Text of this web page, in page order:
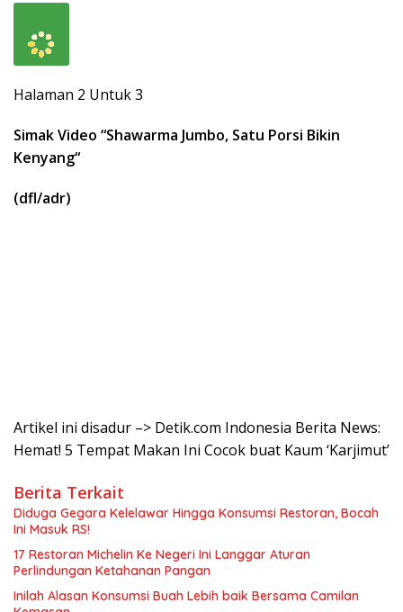
Halaman 2 Untuk 3
Simak Video “Shawarma Jumbo, Satu Porsi Bikin
Kenyang“
(dfl/adr)
Artikel ini disadur –> Detik.com Indonesia Berita News:
Hemat! 5 Tempat Makan Ini Cocok buat Kaum ‘Karjimut’
Berita Terkait
Diduga Gegara Kelelawar Hingga Konsumsi Restoran, Bocah
Ini Masuk RS!
17 Restoran Michelin Ke Negeri Ini Langgar Aturan
Perlindungan Ketahanan Pangan
Inilah Alasan Konsumsi Buah Lebih baik Bersama Camilan